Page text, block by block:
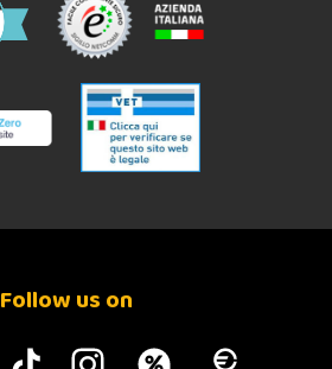
Follow us on